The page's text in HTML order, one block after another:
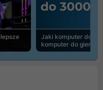
Jaki komputer do
komputer do gier |